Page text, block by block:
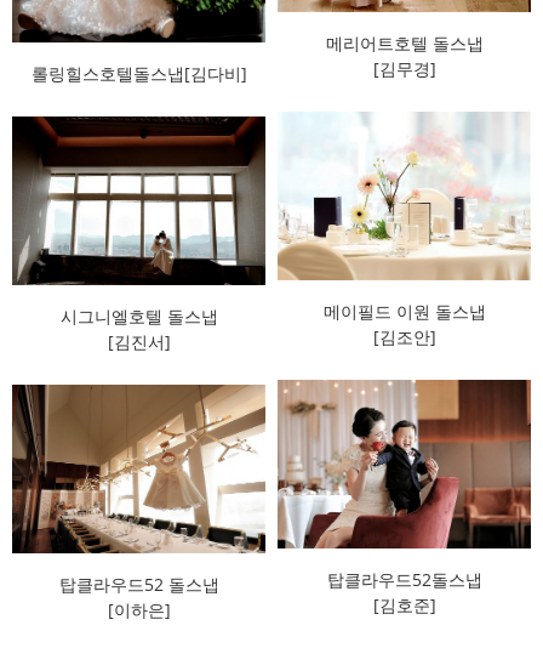
메리어트호텔 돌스냅
[김무경]
롤링힐스호텔돌스냅[김다비]
메이필드 이원 돌스냅
[김조안]
시그니엘호텔 돌스냅
[김진서]
탑클라우드52돌스냅
[김호준]
탑클라우드52 돌스냅
[이하은]